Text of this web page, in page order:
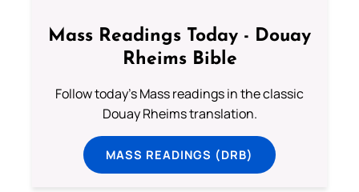
Mass Readings Today - Douay
Rheims Bible
Follow today's Mass readings in the classic
Douay Rheims translation.
MASS READINGS (DRB)